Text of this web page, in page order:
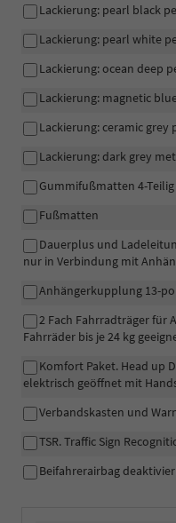
Lackierung: pearl black
Lackierung: pearl white
Lackierung: ocean deep
Lackierung: magnetic
Lackierung: ceramic grey
Lackierung: dark grey
Gummifußmatten 4-Teilig
Fußmatten
Dauerplus und
nur in Verbindung mit
Anhängerkupplung 13-
2 Fach Fahrradträger für
Fahrräder bis je 24 kg
Komfort Paket. Head up
elektrisch geöffnet mit
Verbandskasten und
TSR. Traffic Sign
Beifahrerairbag